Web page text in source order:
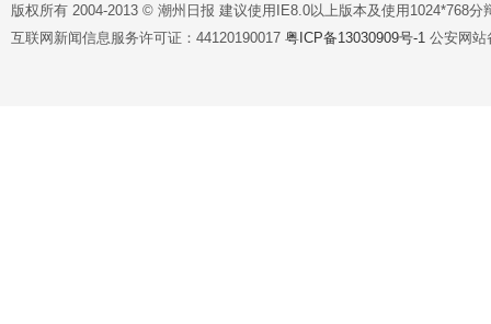
版权所有 2004-2013 © 潮州日报 建议使用IE8.0以上版本及使用1024*768分
互联网新闻信息服务许可证：44120190017 粤ICP备13030909号-1 公安网站